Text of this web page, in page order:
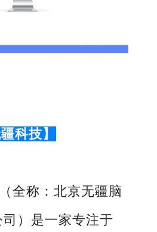
科技】
全称：北京无疆脑
）是一家专注于